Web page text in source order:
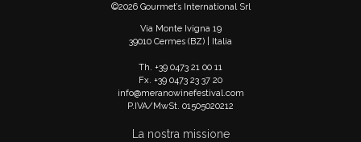
©2026 Gourmet’s International Srl
Via Monte Ivigna 19
39010 Cermes (BZ) | Italia
Th. +39 0473 21 00 11
Fx. +39 0473 23 37 20
info@meranowinefestival.com
P.IVA/MwSt. 01505020212
La nostra missione